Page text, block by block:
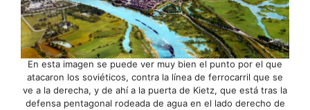
En esta imagen se puede ver muy bien el punto por el que
atacaron los soviéticos, contra la línea de ferrocarril que se
ve a la derecha, y de ahí a la puerta de Kietz, que está tras la
defensa pentagonal rodeada de agua en el lado derecho de